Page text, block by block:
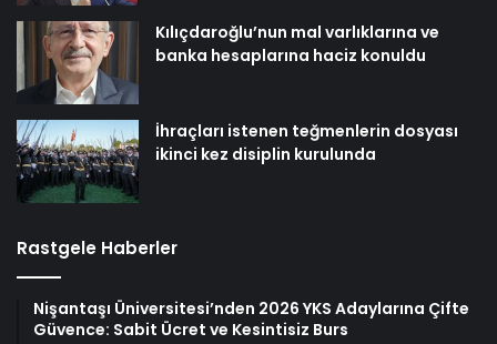
Kılıçdaroğlu’nun mal varlıklarına ve
banka hesaplarına haciz konuldu
İhraçları istenen teğmenlerin dosyası
ikinci kez disiplin kurulunda
Rastgele Haberler
Nişantaşı Üniversitesi’nden 2026 YKS Adaylarına Çifte
Güvence: Sabit Ücret ve Kesintisiz Burs